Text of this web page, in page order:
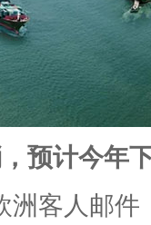
预计今年
洲客人邮